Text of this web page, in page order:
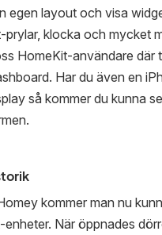
egen layout och visa
prylar, klocka och mycket
HomeKit-användare där
Har du även en
så kommer du kunna
kommer man nu
När öppnades